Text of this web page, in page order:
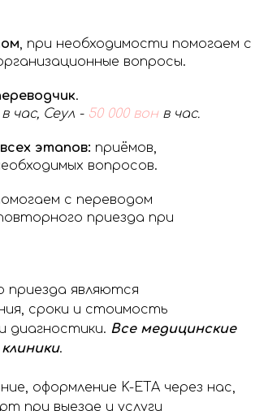
, при необходимости помогаем с
вопросы.
.
час, Сеул - 50 000 вонв час.
этапов: приёмов,
вопросов.
с переводом
приезда при
приезда являются
сроки и стоимость
диагностики. Все медицинские
.
оформление K-ETA через нас,
при выезде и услуги